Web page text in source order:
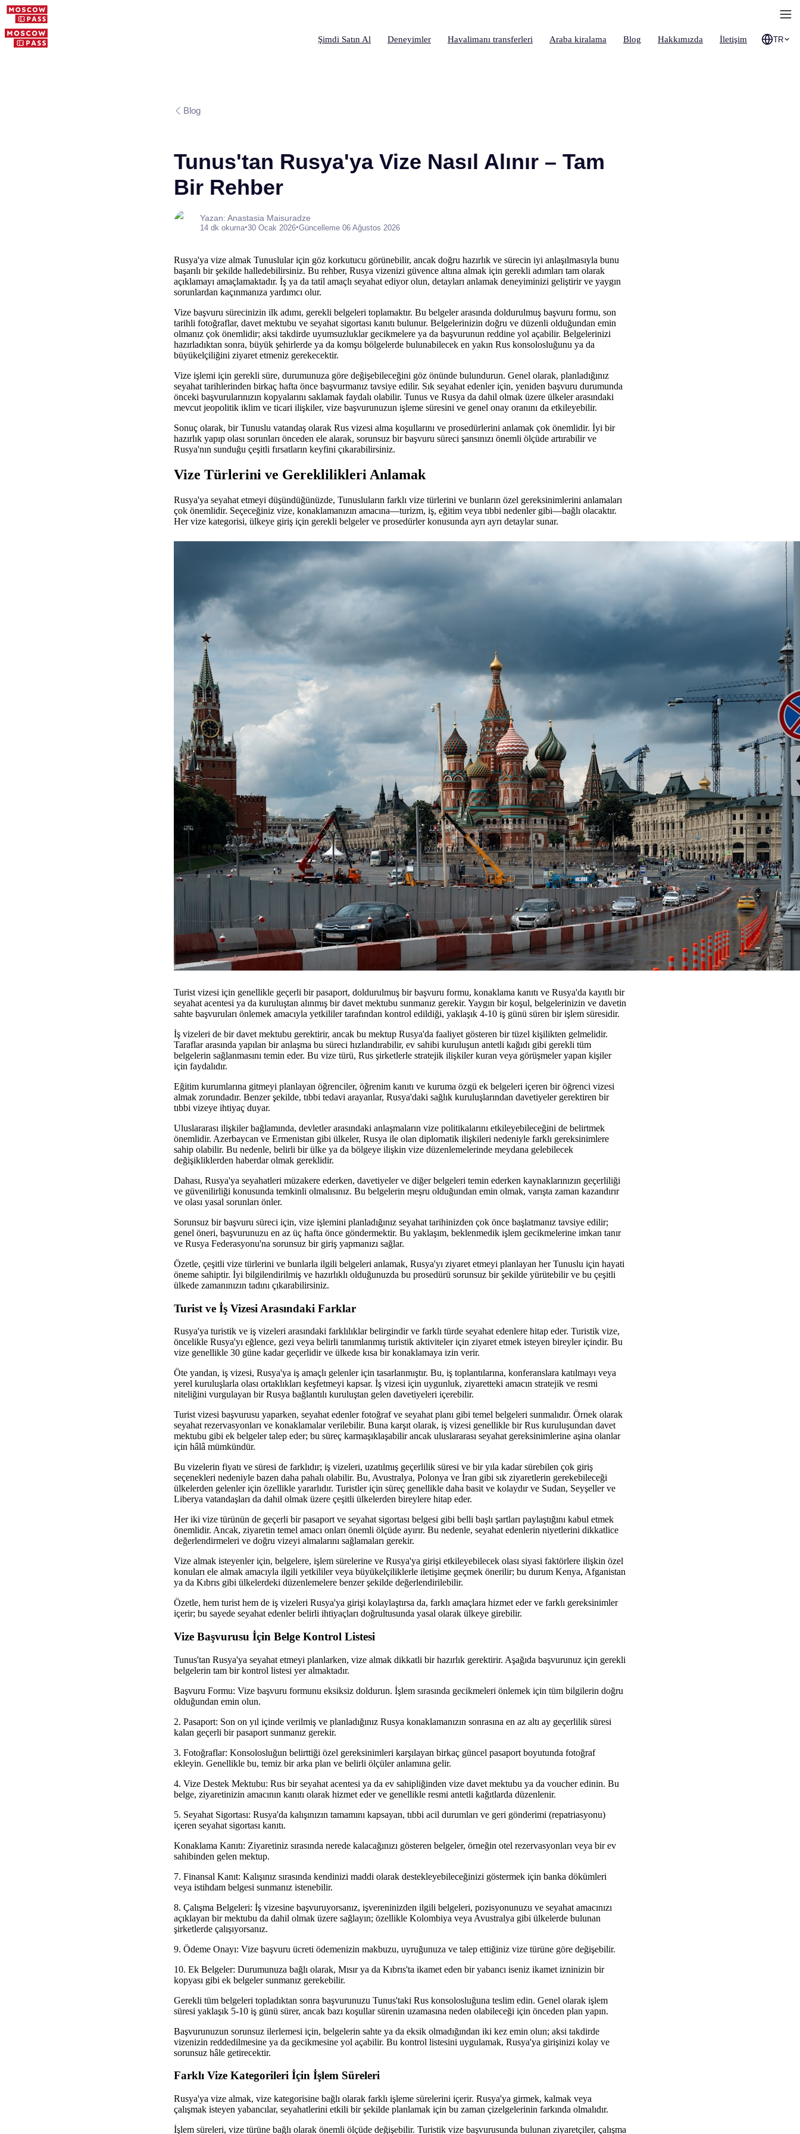
Şimdi Satın Al Deneyimler Havalimanı transferleri Araba kiralama Blog Hakkımızda İletişim TR
Blog
Tunus'tan Rusya'ya Vize Nasıl Alınır – Tam
Bir Rehber
Yazan: Anastasia Maisuradze
14 dk okuma•30 Ocak 2026•Güncelleme 06 Ağustos 2026
Rusya'ya vize almak Tunuslular için göz korkutucu görünebilir, ancak doğru hazırlık ve sürecin iyi anlaşılmasıyla bunu
başarılı bir şekilde halledebilirsiniz. Bu rehber, Rusya vizenizi güvence altına almak için gerekli adımları tam olarak
açıklamayı amaçlamaktadır. İş ya da tatil amaçlı seyahat ediyor olun, detayları anlamak deneyiminizi geliştirir ve yaygın
sorunlardan kaçınmanıza yardımcı olur.
Vize başvuru sürecinizin ilk adımı, gerekli belgeleri toplamaktır. Bu belgeler arasında doldurulmuş başvuru formu, son
tarihli fotoğraflar, davet mektubu ve seyahat sigortası kanıtı bulunur. Belgelerinizin doğru ve düzenli olduğundan emin
olmanız çok önemlidir; aksi takdirde uyumsuzluklar gecikmelere ya da başvurunun reddine yol açabilir. Belgelerinizi
hazırladıktan sonra, büyük şehirlerde ya da komşu bölgelerde bulunabilecek en yakın Rus konsolosluğunu ya da
büyükelçiliğini ziyaret etmeniz gerekecektir.
Vize işlemi için gerekli süre, durumunuza göre değişebileceğini göz önünde bulundurun. Genel olarak, planladığınız
seyahat tarihlerinden birkaç hafta önce başvurmanız tavsiye edilir. Sık seyahat edenler için, yeniden başvuru durumunda
önceki başvurularınızın kopyalarını saklamak faydalı olabilir. Tunus ve Rusya da dahil olmak üzere ülkeler arasındaki
mevcut jeopolitik iklim ve ticari ilişkiler, vize başvurunuzun işleme süresini ve genel onay oranını da etkileyebilir.
Sonuç olarak, bir Tunuslu vatandaş olarak Rus vizesi alma koşullarını ve prosedürlerini anlamak çok önemlidir. İyi bir
hazırlık yapıp olası sorunları önceden ele alarak, sorunsuz bir başvuru süreci şansınızı önemli ölçüde artırabilir ve
Rusya'nın sunduğu çeşitli fırsatların keyfini çıkarabilirsiniz.
Vize Türlerini ve Gereklilikleri Anlamak
Rusya'ya seyahat etmeyi düşündüğünüzde, Tunusluların farklı vize türlerini ve bunların özel gereksinimlerini anlamaları
çok önemlidir. Seçeceğiniz vize, konaklamanızın amacına—turizm, iş, eğitim veya tıbbi nedenler gibi—bağlı olacaktır.
Her vize kategorisi, ülkeye giriş için gerekli belgeler ve prosedürler konusunda ayrı ayrı detaylar sunar.
Turist vizesi için genellikle geçerli bir pasaport, doldurulmuş bir başvuru formu, konaklama kanıtı ve Rusya'da kayıtlı bir
seyahat acentesi ya da kuruluştan alınmış bir davet mektubu sunmanız gerekir. Yaygın bir koşul, belgelerinizin ve davetin
sahte başvuruları önlemek amacıyla yetkililer tarafından kontrol edildiği, yaklaşık 4-10 iş günü süren bir işlem süresidir.
İş vizeleri de bir davet mektubu gerektirir, ancak bu mektup Rusya'da faaliyet gösteren bir tüzel kişilikten gelmelidir.
Taraflar arasında yapılan bir anlaşma bu süreci hızlandırabilir, ev sahibi kuruluşun antetli kağıdı gibi gerekli tüm
belgelerin sağlanmasını temin eder. Bu vize türü, Rus şirketlerle stratejik ilişkiler kuran veya görüşmeler yapan kişiler
için faydalıdır.
Eğitim kurumlarına gitmeyi planlayan öğrenciler, öğrenim kanıtı ve kuruma özgü ek belgeleri içeren bir öğrenci vizesi
almak zorundadır. Benzer şekilde, tıbbi tedavi arayanlar, Rusya'daki sağlık kuruluşlarından davetiyeler gerektiren bir
tıbbi vizeye ihtiyaç duyar.
Uluslararası ilişkiler bağlamında, devletler arasındaki anlaşmaların vize politikalarını etkileyebileceğini de belirtmek
önemlidir. Azerbaycan ve Ermenistan gibi ülkeler, Rusya ile olan diplomatik ilişkileri nedeniyle farklı gereksinimlere
sahip olabilir. Bu nedenle, belirli bir ülke ya da bölgeye ilişkin vize düzenlemelerinde meydana gelebilecek
değişikliklerden haberdar olmak gereklidir.
Dahası, Rusya'ya seyahatleri müzakere ederken, davetiyeler ve diğer belgeleri temin ederken kaynaklarınızın geçerliliği
ve güvenilirliği konusunda temkinli olmalısınız. Bu belgelerin meşru olduğundan emin olmak, varışta zaman kazandırır
ve olası yasal sorunları önler.
Sorunsuz bir başvuru süreci için, vize işlemini planladığınız seyahat tarihinizden çok önce başlatmanız tavsiye edilir;
genel öneri, başvurunuzu en az üç hafta önce göndermektir. Bu yaklaşım, beklenmedik işlem gecikmelerine imkan tanır
ve Rusya Federasyonu'na sorunsuz bir giriş yapmanızı sağlar.
Özetle, çeşitli vize türlerini ve bunlarla ilgili belgeleri anlamak, Rusya'yı ziyaret etmeyi planlayan her Tunuslu için hayati
öneme sahiptir. İyi bilgilendirilmiş ve hazırlıklı olduğunuzda bu prosedürü sorunsuz bir şekilde yürütebilir ve bu çeşitli
ülkede zamanınızın tadını çıkarabilirsiniz.
Turist ve İş Vizesi Arasındaki Farklar
Rusya'ya turistik ve iş vizeleri arasındaki farklılıklar belirgindir ve farklı türde seyahat edenlere hitap eder. Turistik vize,
öncelikle Rusya'yı eğlence, gezi veya belirli tanımlanmış turistik aktiviteler için ziyaret etmek isteyen bireyler içindir. Bu
vize genellikle 30 güne kadar geçerlidir ve ülkede kısa bir konaklamaya izin verir.
Öte yandan, iş vizesi, Rusya'ya iş amaçlı gelenler için tasarlanmıştır. Bu, iş toplantılarına, konferanslara katılmayı veya
yerel kuruluşlarla olası ortaklıkları keşfetmeyi kapsar. İş vizesi için uygunluk, ziyaretteki amacın stratejik ve resmi
niteliğini vurgulayan bir Rusya bağlantılı kuruluştan gelen davetiyeleri içerebilir.
Turist vizesi başvurusu yaparken, seyahat edenler fotoğraf ve seyahat planı gibi temel belgeleri sunmalıdır. Örnek olarak
seyahat rezervasyonları ve konaklamalar verilebilir. Buna karşıt olarak, iş vizesi genellikle bir Rus kuruluşundan davet
mektubu gibi ek belgeler talep eder; bu süreç karmaşıklaşabilir ancak uluslararası seyahat gereksinimlerine aşina olanlar
için hâlâ mümkündür.
Bu vizelerin fiyatı ve süresi de farklıdır; iş vizeleri, uzatılmış geçerlilik süresi ve bir yıla kadar sürebilen çok giriş
seçenekleri nedeniyle bazen daha pahalı olabilir. Bu, Avustralya, Polonya ve İran gibi sık ziyaretlerin gerekebileceği
ülkelerden gelenler için özellikle yararlıdır. Turistler için süreç genellikle daha basit ve kolaydır ve Sudan, Seyşeller ve
Liberya vatandaşları da dahil olmak üzere çeşitli ülkelerden bireylere hitap eder.
Her iki vize türünün de geçerli bir pasaport ve seyahat sigortası belgesi gibi belli başlı şartları paylaştığını kabul etmek
önemlidir. Ancak, ziyaretin temel amacı onları önemli ölçüde ayırır. Bu nedenle, seyahat edenlerin niyetlerini dikkatlice
değerlendirmeleri ve doğru vizeyi almalarını sağlamaları gerekir.
Vize almak isteyenler için, belgelere, işlem sürelerine ve Rusya'ya girişi etkileyebilecek olası siyasi faktörlere ilişkin özel
konuları ele almak amacıyla ilgili yetkililer veya büyükelçiliklerle iletişime geçmek önerilir; bu durum Kenya, Afganistan
ya da Kıbrıs gibi ülkelerdeki düzenlemelere benzer şekilde değerlendirilebilir.
Özetle, hem turist hem de iş vizeleri Rusya'ya girişi kolaylaştırsa da, farklı amaçlara hizmet eder ve farklı gereksinimler
içerir; bu sayede seyahat edenler belirli ihtiyaçları doğrultusunda yasal olarak ülkeye girebilir.
Vize Başvurusu İçin Belge Kontrol Listesi
Tunus'tan Rusya'ya seyahat etmeyi planlarken, vize almak dikkatli bir hazırlık gerektirir. Aşağıda başvurunuz için gerekli
belgelerin tam bir kontrol listesi yer almaktadır.
Başvuru Formu: Vize başvuru formunu eksiksiz doldurun. İşlem sırasında gecikmeleri önlemek için tüm bilgilerin doğru
olduğundan emin olun.
2. Pasaport: Son on yıl içinde verilmiş ve planladığınız Rusya konaklamanızın sonrasına en az altı ay geçerlilik süresi
kalan geçerli bir pasaport sunmanız gerekir.
3. Fotoğraflar: Konsolosluğun belirttiği özel gereksinimleri karşılayan birkaç güncel pasaport boyutunda fotoğraf
ekleyin. Genellikle bu, temiz bir arka plan ve belirli ölçüler anlamına gelir.
4. Vize Destek Mektubu: Rus bir seyahat acentesi ya da ev sahipliğinden vize davet mektubu ya da voucher edinin. Bu
belge, ziyaretinizin amacının kanıtı olarak hizmet eder ve genellikle resmi antetli kağıtlarda düzenlenir.
5. Seyahat Sigortası: Rusya'da kalışınızın tamamını kapsayan, tıbbi acil durumları ve geri gönderimi (repatriasyonu)
içeren seyahat sigortası kanıtı.
Konaklama Kanıtı: Ziyaretiniz sırasında nerede kalacağınızı gösteren belgeler, örneğin otel rezervasyonları veya bir ev
sahibinden gelen mektup.
7. Finansal Kanıt: Kalışınız sırasında kendinizi maddi olarak destekleyebileceğinizi göstermek için banka dökümleri
veya istihdam belgesi sunmanız istenebilir.
8. Çalışma Belgeleri: İş vizesine başvuruyorsanız, işvereninizden ilgili belgeleri, pozisyonunuzu ve seyahat amacınızı
açıklayan bir mektubu da dahil olmak üzere sağlayın; özellikle Kolombiya veya Avustralya gibi ülkelerde bulunan
şirketlerde çalışıyorsanız.
9. Ödeme Onayı: Vize başvuru ücreti ödemenizin makbuzu, uyruğunuza ve talep ettiğiniz vize türüne göre değişebilir.
10. Ek Belgeler: Durumunuza bağlı olarak, Mısır ya da Kıbrıs'ta ikamet eden bir yabancı iseniz ikamet izninizin bir
kopyası gibi ek belgeler sunmanız gerekebilir.
Gerekli tüm belgeleri topladıktan sonra başvurunuzu Tunus'taki Rus konsolosluğuna teslim edin. Genel olarak işlem
süresi yaklaşık 5-10 iş günü sürer, ancak bazı koşullar sürenin uzamasına neden olabileceği için önceden plan yapın.
Başvurunuzun sorunsuz ilerlemesi için, belgelerin sahte ya da eksik olmadığından iki kez emin olun; aksi takdirde
vizenizin reddedilmesine ya da gecikmesine yol açabilir. Bu kontrol listesini uygulamak, Rusya'ya girişinizi kolay ve
sorunsuz hâle getirecektir.
Farklı Vize Kategorileri İçin İşlem Süreleri
Rusya'ya vize almak, vize kategorisine bağlı olarak farklı işleme sürelerini içerir. Rusya'ya girmek, kalmak veya
çalışmak isteyen yabancılar, seyahatlerini etkili bir şekilde planlamak için bu zaman çizelgelerinin farkında olmalıdır.
İşlem süreleri, vize türüne bağlı olarak önemli ölçüde değişebilir. Turistik vize başvurusunda bulunan ziyaretçiler, çalışma